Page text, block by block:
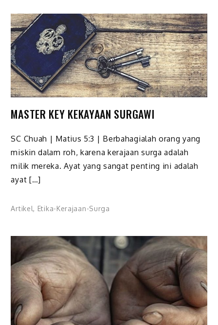
MASTER KEY KEKAYAAN SURGAWI
SC Chuah | Matius 5:3 | Berbahagialah orang yang
miskin dalam roh, karena kerajaan surga adalah
milik mereka. Ayat yang sangat penting ini adalah
ayat […]
Artikel, Etika-Kerajaan-Surga